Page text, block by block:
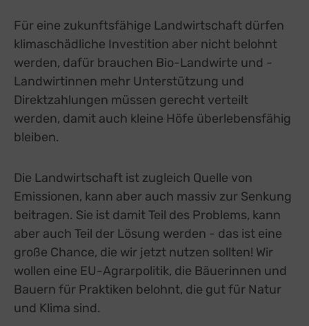
Für eine zukunftsfähige Landwirtschaft dürfen
klimaschädliche Investition aber nicht belohnt
werden, dafür brauchen Bio-Landwirte und -
Landwirtinnen mehr Unterstützung und
Direktzahlungen müssen gerecht verteilt
werden, damit auch kleine Höfe überlebensfähig
bleiben.
Die Landwirtschaft ist zugleich Quelle von
Emissionen, kann aber auch massiv zur Senkung
beitragen. Sie ist damit Teil des Problems, kann
aber auch Teil der Lösung werden - das ist eine
große Chance, die wir jetzt nutzen sollten! Wir
wollen eine EU-Agrarpolitik, die Bäuerinnen und
Bauern für Praktiken belohnt, die gut für Natur
und Klima sind.